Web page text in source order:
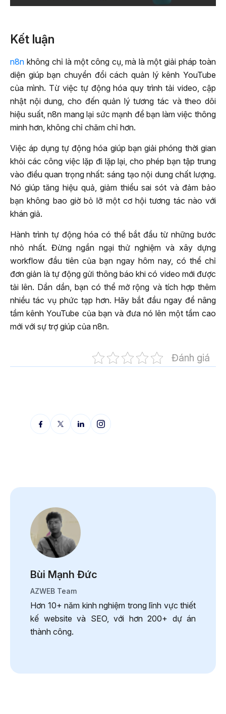
Kết luận
n8n không chỉ là một công cụ, mà là một giải pháp toàn
diện giúp bạn chuyển đổi cách quản lý kênh YouTube
của mình. Từ việc tự động hóa quy trình tải video, cập
nhật nội dung, cho đến quản lý tương tác và theo dõi
hiệu suất, n8n mang lại sức mạnh để bạn làm việc thông
minh hơn, không chỉ chăm chỉ hơn.
Việc áp dụng tự động hóa giúp bạn giải phóng thời gian
khỏi các công việc lặp đi lặp lại, cho phép bạn tập trung
vào điều quan trọng nhất: sáng tạo nội dung chất lượng.
Nó giúp tăng hiệu quả, giảm thiểu sai sót và đảm bảo
bạn không bao giờ bỏ lỡ một cơ hội tương tác nào với
khán giả.
Hành trình tự động hóa có thể bắt đầu từ những bước
nhỏ nhất. Đừng ngần ngại thử nghiệm và xây dựng
workflow đầu tiên của bạn ngay hôm nay, có thể chỉ
đơn giản là tự động gửi thông báo khi có video mới được
tải lên. Dần dần, bạn có thể mở rộng và tích hợp thêm
nhiều tác vụ phức tạp hơn. Hãy bắt đầu ngay để nâng
tầm kênh YouTube của bạn và đưa nó lên một tầm cao
mới với sự trợ giúp của n8n.
Đánh giá
Bùi Mạnh Đức
AZWEB Team
Hơn 10+ năm kinh nghiệm trong lĩnh vực thiết
kế website và SEO, với hơn 200+ dự án
thành công.